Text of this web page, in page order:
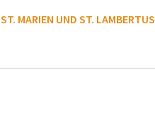
ST. MARIEN UND ST. LAMBERTUS